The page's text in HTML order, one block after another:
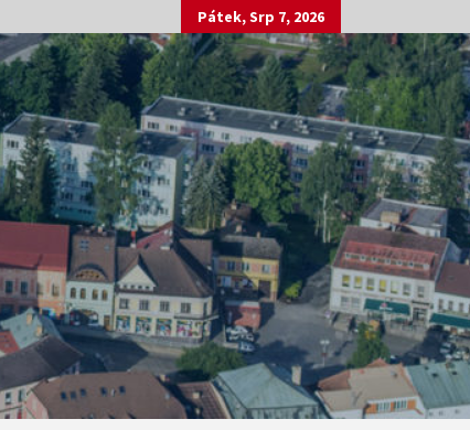
Pátek, Srp 7, 2026